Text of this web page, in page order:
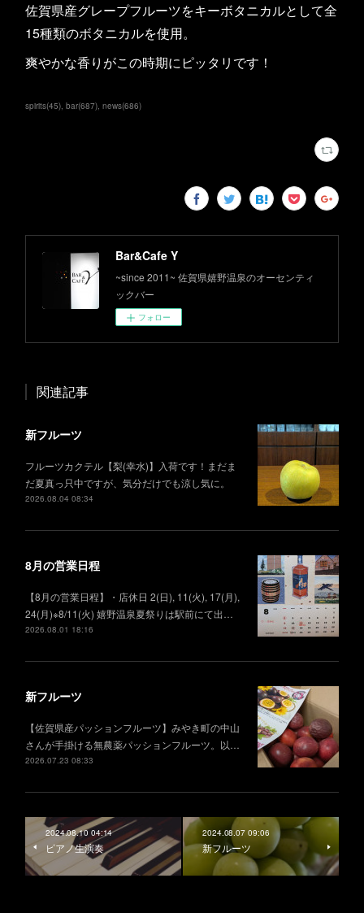
佐賀県産グレープフルーツをキーボタニカルとして全
15種類のボタニカルを使用。
爽やかな香りがこの時期にピッタリです！
spirits(45) bar(687) news(686)
Bar&Cafe Y
~since 2011~ 佐賀県嬉野温泉のオーセンティ
ックバー
フォロー
関連記事
新フルーツ
フルーツカクテル【梨(幸水)】入荷です！まだま
だ夏真っ只中ですが、気分だけでも涼し気に。
2026.08.04 08:34
8月の営業日程
【8月の営業日程】・店休日 2(日), 11(火), 17(月),
24(月)※8/11(火) 嬉野温泉夏祭りは駅前にて出…
2026.08.01 18:16
新フルーツ
【佐賀県産パッションフルーツ】みやき町の中山
さんが手掛ける無農薬パッションフルーツ。以…
2026.07.23 08:33
2024.08.10 04:14
ピアノ生演奏
2024.08.07 09:06
新フルーツ